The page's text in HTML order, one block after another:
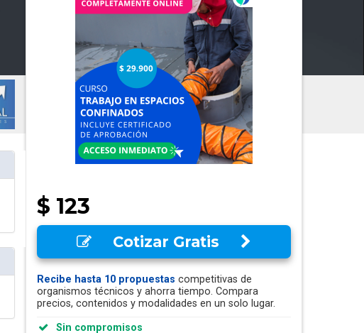
$ 123
Cotizar Gratis
Recibe hasta 10 propuestas competitivas de
organismos técnicos y ahorra tiempo. Compara
precios, contenidos y modalidades en un solo lugar.
Sin compromisos